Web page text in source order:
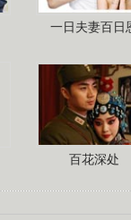
一日夫妻百日
百花深处